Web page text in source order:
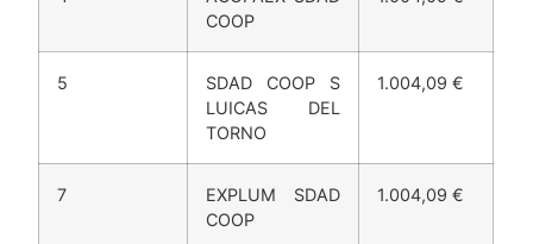
ANGELENO S.L.
4
ACOPAEX SDAD
COOP
1.004,09 €
5
SDAD COOP S
LUICAS DEL
TORNO
1.004,09 €